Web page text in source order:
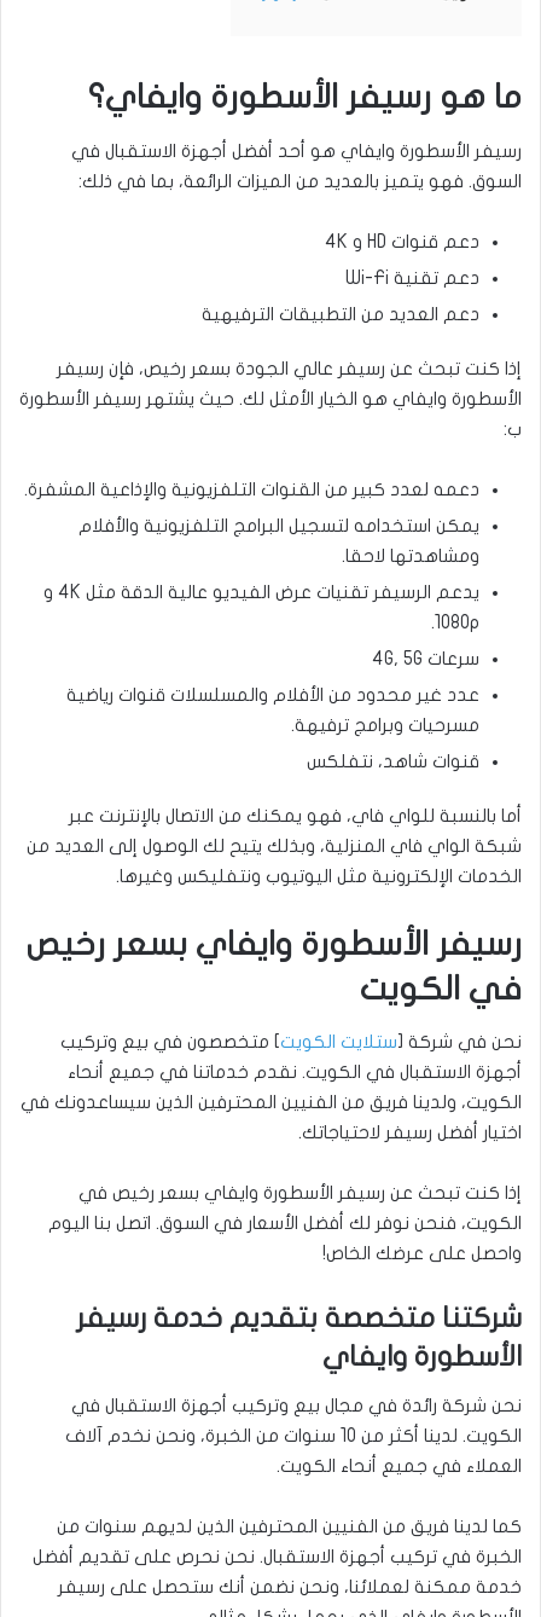
ما هو رسيفر الأسطورة وايفاي؟
رسيفر الأسطورة وايفاي هو أحد أفضل أجهزة الاستقبال في
السوق. فهو يتميز بالعديد من الميزات الرائعة، بما في ذلك:
دعم قنوات HD و 4K
دعم تقنية Wi-Fi
دعم العديد من التطبيقات الترفيهية
إذا كنت تبحث عن رسيفر عالي الجودة بسعر رخيص، فإن رسيفر
الأسطورة وايفاي هو الخيار الأمثل لك. حيث يشتهر رسيفر الأسطورة
ب:
دعمه لعدد كبير من القنوات التلفزيونية والإذاعية المشفرة.
يمكن استخدامه لتسجيل البرامج التلفزيونية والأفلام
ومشاهدتها لاحقا.
يدعم الرسيفر تقنيات عرض الفيديو عالية الدقة مثل 4K و
1080p.
سرعات 4G, 5G
عدد غير محدود من الأفلام والمسلسلات قنوات رياضية
مسرحيات وبرامج ترفيهة.
قنوات شاهد، نتفلكس
أما بالنسبة للواي فاي، فهو يمكنك من الاتصال بالإنترنت عبر
شبكة الواي فاي المنزلية، وبذلك يتيح لك الوصول إلى العديد من
الخدمات الإلكترونية مثل اليوتيوب ونتفليكس وغيرها.
رسيفر الأسطورة وايفاي بسعر رخيص
في الكويت
نحن في شركة [ستلايت الكويت] متخصصون في بيع وتركيب
أجهزة الاستقبال في الكويت. نقدم خدماتنا في جميع أنحاء
الكويت، ولدينا فريق من الفنيين المحترفين الذين سيساعدونك في
اختيار أفضل رسيفر لاحتياجاتك.
إذا كنت تبحث عن رسيفر الأسطورة وايفاي بسعر رخيص في
الكويت، فنحن نوفر لك أفضل الأسعار في السوق. اتصل بنا اليوم
واحصل على عرضك الخاص!
شركتنا متخصصة بتقديم خدمة رسيفر
الأسطورة وايفاي
نحن شركة رائدة في مجال بيع وتركيب أجهزة الاستقبال في
الكويت. لدينا أكثر من 10 سنوات من الخبرة، ونحن نخدم آلاف
العملاء في جميع أنحاء الكويت.
كما لدينا فريق من الفنيين المحترفين الذين لديهم سنوات من
الخبرة في تركيب أجهزة الاستقبال. نحن نحرص على تقديم أفضل
خدمة ممكنة لعملائنا، ونحن نضمن أنك ستحصل على رسيفر